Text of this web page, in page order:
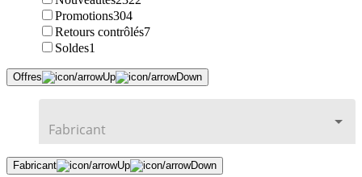
Promotions304
Retours contrôlés7
Soldes1
Offres
Fabricant